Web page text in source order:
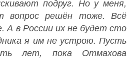
подруг. Но у меня,
вопрос решён тоже. Всё
А в России их не будет сто
я им не устрою. Пусть
лет, пока Отмахова